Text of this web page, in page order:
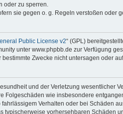
oder zu sperren.
sie gegen o. g. Regeln verstoßen oder
Public License v2“ (GPL)
unter www.phpbb.de zur Verfügung
Zwecke nicht untersagen oder
und der Verletzung wesentlicher
Folgeschäden wie insbesondere
Verhalten oder bei Schäden
vorhersehbaren Schäden